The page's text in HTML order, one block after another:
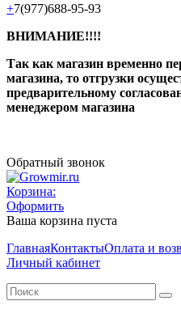
+7(977)688-95-93
ВНИМАНИЕ!!!!
Так как магазин временно
магазина, то отгрузки
предварительному
менеджером магазина
Обратный звонок
Корзина:
Оформить
Ваша корзина пуста
ГлавнаяКонтактыОплата и
Личный кабинет